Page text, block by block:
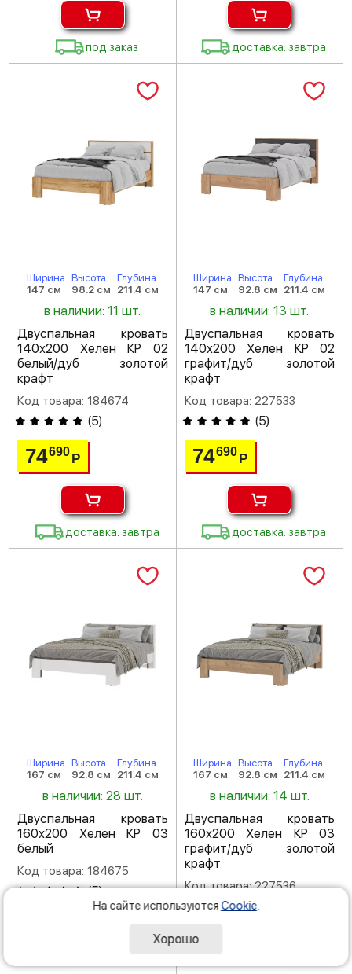
под заказ доставка: завтра
Ширина
147 см
Высота
98.2 см
Глубина
211.4 см
в наличии: 11 шт.
Двуспальная кровать
140х200 Хелен КР 02
белый/дуб золотой
крафт
Код товара: 184674
(5)
74690Р
доставка: завтра
Ширина
147 см
Высота
92.8 см
Глубина
211.4 см
в наличии: 13 шт.
Двуспальная кровать
140х200 Хелен КР 02
графит/дуб золотой
крафт
Код товара: 227533
(5)
74690 Р
доставка: завтра
Ширина
167 см
Высота
92.8 см
Глубина
211.4 см
в наличии: 28 шт.
Двуспальная кровать
160х200 Хелен КР 03
белый
Код товара: 184675
(5)
Ширина
167 см
Высота
92.8 см
Глубина
211.4 см
в наличии: 14 шт.
Двуспальная кровать
160х200 Хелен КР 03
графит/дуб золотой
крафт
Код товара: 227536
(5
77
На сайте используются Cookie
Хорошо